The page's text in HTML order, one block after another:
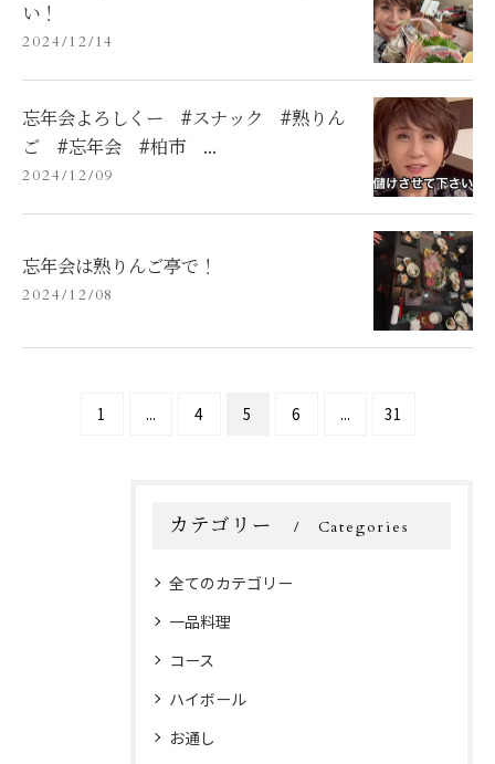
い！
2024/12/14
忘年会よろしくー #スナック #熟りん
ご #忘年会 #柏市 ...
2024/12/09
忘年会は熟りんご亭で！
2024/12/08
1 ... 4 5 6 ... 31
カテゴリー Categories
全てのカテゴリー
一品料理
コース
ハイボール
お通し